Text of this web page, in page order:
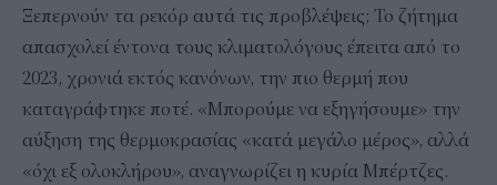
Ξεπερνούν τα ρεκόρ αυτά τις προβλέψεις; Το ζήτημα
απασχολεί έντονα τους κλιματολόγους έπειτα από το
2023, χρονιά εκτός κανόνων, την πιο θερμή που
καταγράφτηκε ποτέ. «Μπορούμε να εξηγήσουμε» την
αύξηση της θερμοκρασίας «κατά μεγάλο μέρος», αλλά
«όχι εξ ολοκλήρου», αναγνωρίζει η κυρία Μπέρτζες.